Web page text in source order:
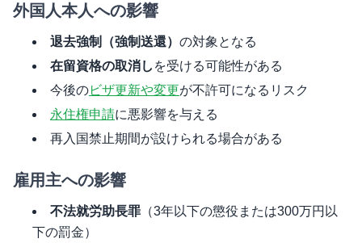
外国人本人への影響
退去強制（強制送還） の対象となる
在留資格の取消し を受ける可能性がある
今後のビザ更新や変更が不許可になるリスク
永住権申請に悪影響を与える
再入国禁止期間が設けられる場合がある
雇用主への影響
不法就労助長罪 （3年以下の懲役または300万円以
下の罰金）